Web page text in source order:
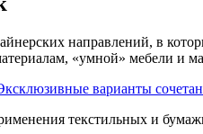
направлений, в
«умной» мебели и
текстильных и